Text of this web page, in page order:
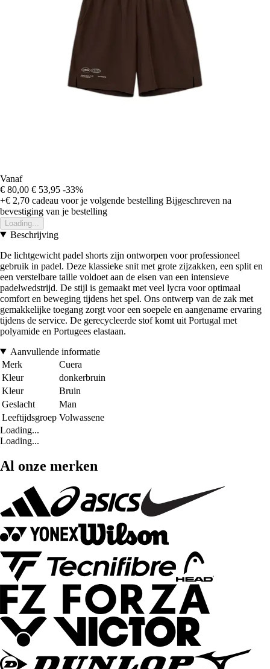
Vanaf
€ 80,00 € 53,95 -33%
+€ 2,70 cadeau voor je volgende bestelling Bijgeschreven na
bevestiging van je bestelling
Loading...
Beschrijving
De lichtgewicht padel shorts zijn ontworpen voor professioneel
gebruik in padel. Deze klassieke snit met grote zijzakken, een split en
een verstelbare taille voldoet aan de eisen van een intensieve
padelwedstrijd. De stijl is gemaakt met veel lycra voor optimaal
comfort en beweging tijdens het spel. Ons ontwerp van de zak met
gemakkelijke toegang zorgt voor een soepele en aangename ervaring
tijdens de service. De gerecycleerde stof komt uit Portugal met
polyamide en Portugees elastaan.
Aanvullende informatie
Merk
Cuera
Kleur
donkerbruin
Kleur
Bruin
Geslacht
Man
Leeftijdsgroep Volwassene
Loading...
Loading...
Al onze merken